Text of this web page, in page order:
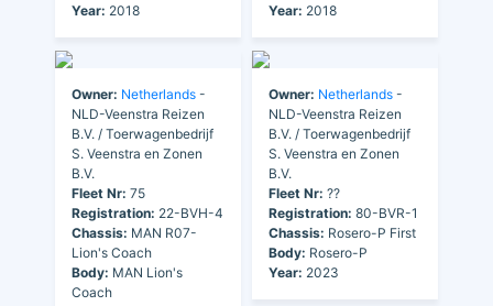
Year: 2018
Year: 2018
Owner: Netherlands -
NLD-Veenstra Reizen
B.V. / Toerwagenbedrijf
S. Veenstra en Zonen
B.V.
Fleet Nr: 75
Registration: 22-BVH-4
Chassis: MAN R07-
Lion's Coach
Body: MAN Lion's
Coach
Owner: Netherlands -
NLD-Veenstra Reizen
B.V. / Toerwagenbedrijf
S. Veenstra en Zonen
B.V.
Fleet Nr: ??
Registration: 80-BVR-1
Chassis: Rosero-P First
Body: Rosero-P
Year: 2023